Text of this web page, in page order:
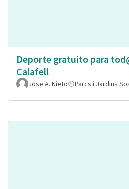
Deporte gratuito para
Calafell
Jose A. Nieto Parcs i Jardins